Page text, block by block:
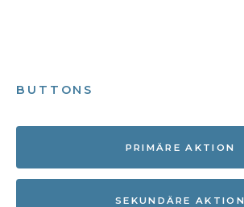
BUTTONS
PRIMÄRE AKTION
SEKUNDÄRE AKTION